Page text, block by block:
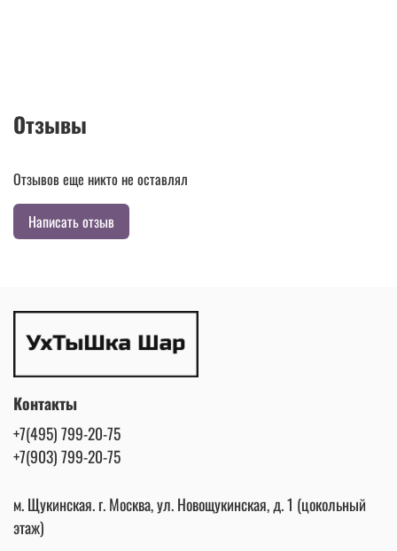
Отзывы
Отзывов еще никто не оставлял
Написать отзыв
Контакты
+7(495) 799-20-75
+7(903) 799-20-75
м. Щукинская. г. Москва, ул. Новощукинская, д. 1 (цокольный
этаж)